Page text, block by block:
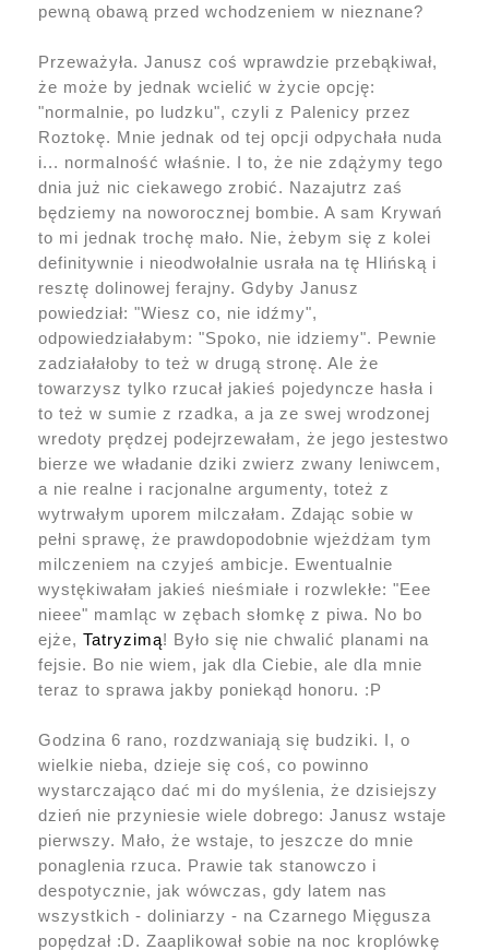
pewną obawą przed wchodzeniem w nieznane?
Przeważyła. Janusz coś wprawdzie przebąkiwał,
że może by jednak wcielić w życie opcję:
"normalnie, po ludzku", czyli z Palenicy przez
Roztokę. Mnie jednak od tej opcji odpychała nuda
i... normalność właśnie. I to, że nie zdążymy tego
dnia już nic ciekawego zrobić. Nazajutrz zaś
będziemy na noworocznej bombie. A sam Krywań
to mi jednak trochę mało. Nie, żebym się z kolei
definitywnie i nieodwołalnie usrała na tę Hlińską i
resztę dolinowej ferajny. Gdyby Janusz
powiedział: "Wiesz co, nie idźmy",
odpowiedziałabym: "Spoko, nie idziemy". Pewnie
zadziałałoby to też w drugą stronę. Ale że
towarzysz tylko rzucał jakieś pojedyncze hasła i
to też w sumie z rzadka, a ja ze swej wrodzonej
wredoty prędzej podejrzewałam, że jego jestestwo
bierze we władanie dziki zwierz zwany leniwcem,
a nie realne i racjonalne argumenty, toteż z
wytrwałym uporem milczałam. Zdając sobie w
pełni sprawę, że prawdopodobnie wjeżdżam tym
milczeniem na czyjeś ambicje. Ewentualnie
wystękiwałam jakieś nieśmiałe i rozwlekłe: "Eee
nieee" mamląc w zębach słomkę z piwa. No bo
ejże, Tatryzimą! Było się nie chwalić planami na
fejsie. Bo nie wiem, jak dla Ciebie, ale dla mnie
teraz to sprawa jakby poniekąd honoru. :P
Godzina 6 rano, rozdzwaniają się budziki. I, o
wielkie nieba, dzieje się coś, co powinno
wystarczająco dać mi do myślenia, że dzisiejszy
dzień nie przyniesie wiele dobrego: Janusz wstaje
pierwszy. Mało, że wstaje, to jeszcze do mnie
ponaglenia rzuca. Prawie tak stanowczo i
despotycznie, jak wówczas, gdy latem nas
wszystkich - doliniarzy - na Czarnego Mięgusza
popędzał :D. Zaaplikował sobie na noc kroplówkę